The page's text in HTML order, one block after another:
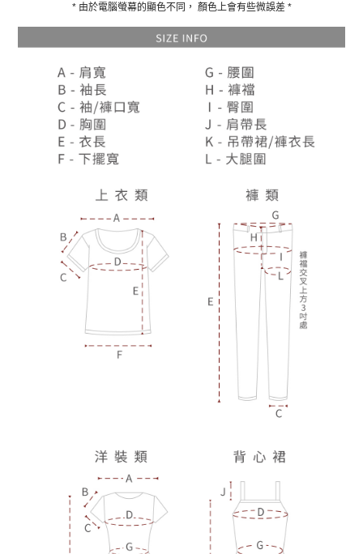
* 由於電腦螢幕的顯色不同， 顏色上會有些微誤差 *